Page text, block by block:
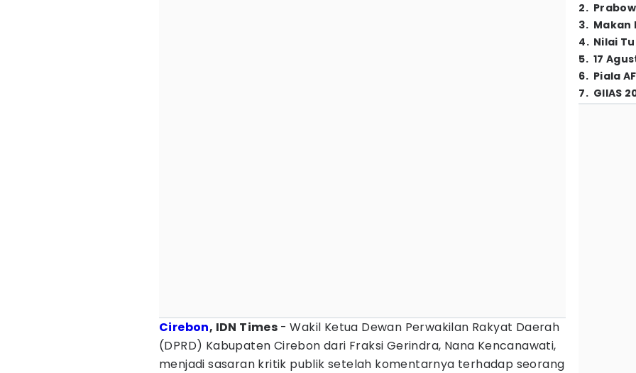
Cirebon, IDN Times - Wakil Ketua Dewan Perwakilan Rakyat Daerah
(DPRD) Kabupaten Cirebon dari Fraksi Gerindra, Nana Kencanawati,
menjadi sasaran kritik publik setelah komentarnya terhadap seorang
2.
3. Makan
4. Nilai
5. 17
6. Piala
7. GIIAS